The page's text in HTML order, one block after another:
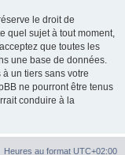
le droit de
quel sujet à tout moment,
que toutes les
une base de données.
un tiers sans votre
ne pourront être tenus
conduire à la
Heures au format UTC+02:00